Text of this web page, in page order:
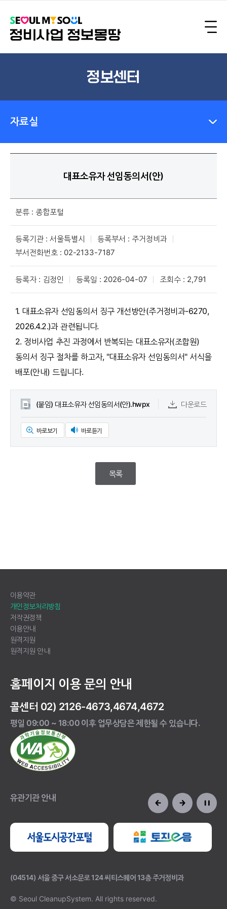
정보센터
자료실
대표소유자 선임동의서(안)
분류 : 종합포털
등록기관 : 서울특별시
등록부서 : 주거정비과
부서전화번호 : 02-2133-7187
등록자 : 김정인 등록일 : 2026-04-07 조회수 : 2,791
1. 대표소유자 선임동의서 징구 개선방안(주거정비과-6270,
2026.4.2.)과 관련됩니다.
2. 정비사업 추진 과정에서 반복되는 대표소유자(조합원)
동의서 징구 절차를 하고자, "대표소유자 선임동의서" 서식을
배포(안내) 드립니다.
(붙임) 대표소유자 선임동의서(안).hwpx 다운로드
바로보기 바로듣기
목록
이용약관
개인정보처리방침
저작권정책
이용안내
원격지원
원격지원 안내
홈페이지 이용 문의 안내
콜센터 02) 2126-4673,4674,4672
평일 09:00 ~ 18:00 이후 업무상담은 제한될 수 있습니다.
유관기관 안내
(04514) 서울 중구 서소문로 124 씨티스퀘어 13층 주거정비과
© Seoul CleanupSystem. All rights reserved.